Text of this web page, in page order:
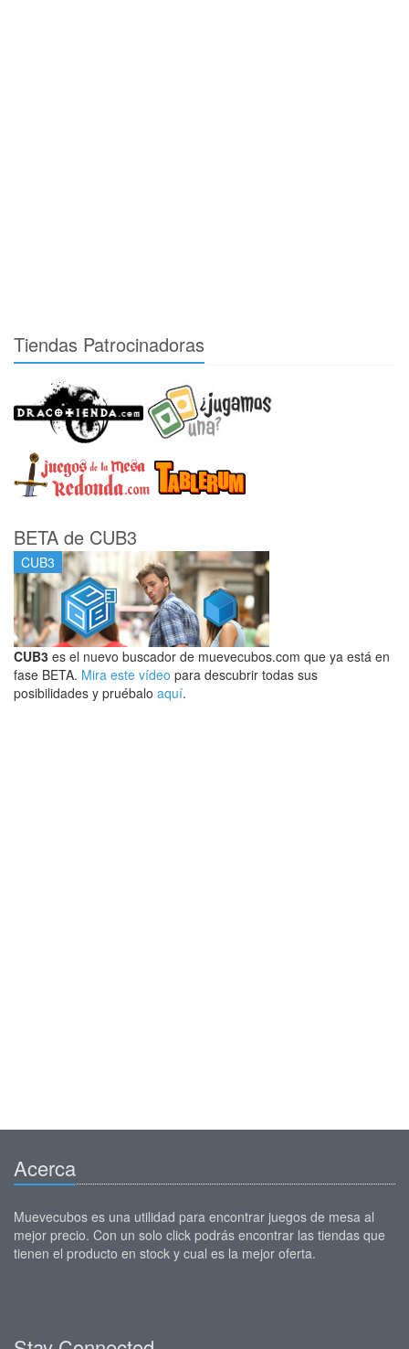
Tiendas Patrocinadoras
BETA de CUB3
CUB3
CUB3 es el nuevo buscador de muevecubos.com que ya está en
fase BETA. Mira este vídeo para descubrir todas sus
posibilidades y pruébalo aquí.
Acerca
Muevecubos es una utilidad para encontrar juegos de mesa al
mejor precio. Con un solo click podrás encontrar las tiendas que
tienen el producto en stock y cual es la mejor oferta.